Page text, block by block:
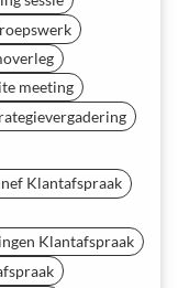
meeting
Klantafspraak
Klantafspraak